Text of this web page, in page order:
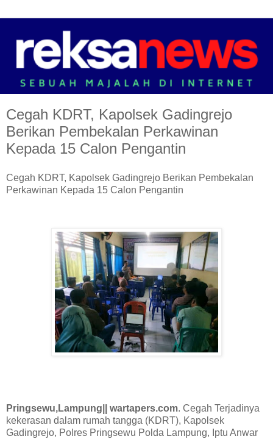
Cegah KDRT, Kapolsek Gadingrejo
Berikan Pembekalan Perkawinan
Kepada 15 Calon Pengantin
Cegah KDRT, Kapolsek Gadingrejo Berikan Pembekalan
Perkawinan Kepada 15 Calon Pengantin
Pringsewu,Lampung|| wartapers.com. Cegah Terjadinya
kekerasan dalam rumah tangga (KDRT), Kapolsek
Gadingrejo, Polres Pringsewu Polda Lampung, Iptu Anwar